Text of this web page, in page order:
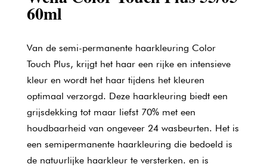
60ml
Van de semi-permanente haarkleuring Color
Touch Plus, krijgt het haar een rijke en intensieve
kleur en wordt het haar tijdens het kleuren
optimaal verzorgd. Deze haarkleuring biedt een
grijsdekking tot maar liefst 70% met een
houdbaarheid van ongeveer 24 wasbeurten. Het is
een semipermanente haarkleuring die bedoeld is
de natuurlijke haarkleur te versterken. en is